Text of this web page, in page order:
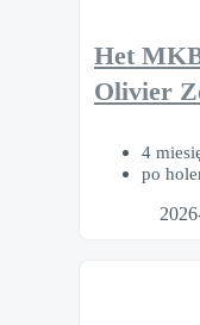
Het
Olivier
4
po